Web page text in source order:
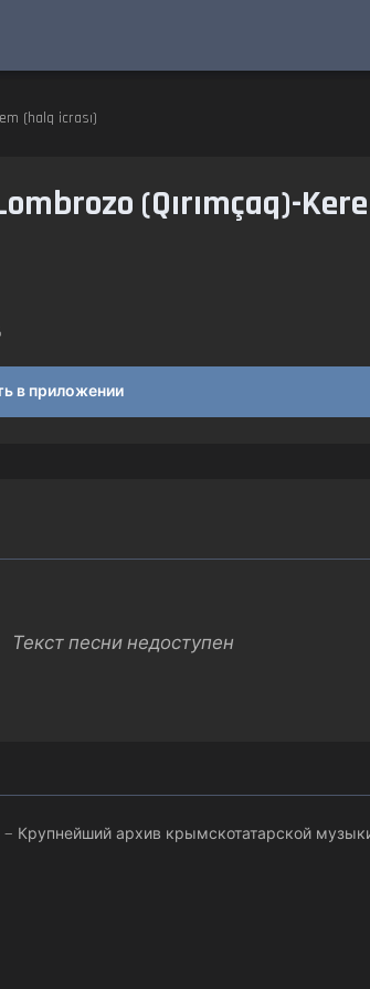
(halq icrası)
(Qırımçaq)-
в приложении
Текст песни недоступен
— Крупнейший архив крымскотатарской